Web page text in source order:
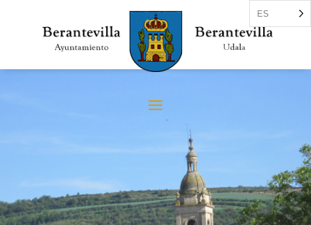
ES